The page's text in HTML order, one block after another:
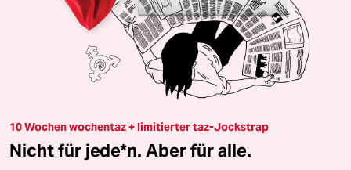
10 Wochen wochentaz + limitierter taz-Jockstrap
Nicht für jede*n. Aber für alle.